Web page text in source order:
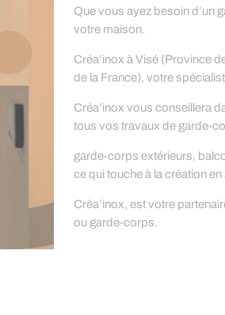
Que vous ayez besoin d’un
votre maison.
Créa’inox à Visé (Province
de la France), votre
Créa’inox vous conseillera
tous vos travaux de garde-
garde-corps extérieurs,
ce qui touche à la création
Créa’inox, est votre
ou garde-corps.